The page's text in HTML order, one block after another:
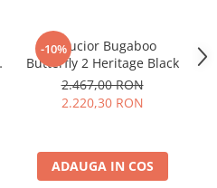
-10%
Carucior Bugaboo
Butterfly 2 Heritage Black
2.467,00 RON
2.220,30 RON
ADAUGA IN COS